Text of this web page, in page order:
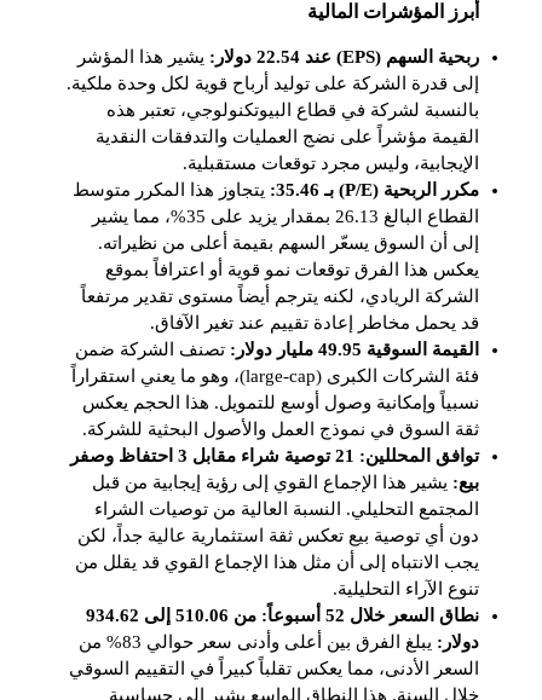
أبرز المؤشرات المالية
ربحية السهم (EPS) عند 22.54 دولار:
يشير هذا المؤشر
إلى قدرة الشركة على توليد أرباح قوية لكل وحدة ملكية.
بالنسبة لشركة في قطاع البيوتكنولوجي، تعتبر هذه
القيمة مؤشراً على نضج العمليات والتدفقات النقدية
الإيجابية، وليس مجرد توقعات مستقبلية.
مكرر الربحية (P/E) بـ 35.46:
يتجاوز هذا المكرر متوسط
القطاع البالغ 26.13 بمقدار يزيد على 35%، مما يشير
إلى أن السوق يسعّر السهم بقيمة أعلى من نظيراته.
يعكس هذا الفرق توقعات نمو قوية أو اعترافاً بموقع
الشركة الريادي، لكنه يترجم أيضاً مستوى تقدير مرتفعاً
قد يحمل مخاطر إعادة تقييم عند تغير الآفاق.
القيمة السوقية 49.95 مليار دولار:
تصنف الشركة ضمن
فئة الشركات الكبرى (large-cap)، وهو ما يعني استقراراً
نسبياً وإمكانية وصول أوسع للتمويل. هذا الحجم يعكس
ثقة السوق في نموذج العمل والأصول البحثية للشركة.
توافق المحللين: 21 توصية شراء مقابل 3 احتفاظ وصفر
بيع:يشير هذا الإجماع القوي إلى رؤية إيجابية من قبل
المجتمع التحليلي. النسبة العالية من توصيات الشراء
دون أي توصية بيع تعكس ثقة استثمارية عالية جداً، لكن
يجب الانتباه إلى أن مثل هذا الإجماع القوي قد يقلل من
تنوع الآراء التحليلية.
نطاق السعر خلال 52 أسبوعاً: من 510.06 إلى 934.62
دولار:
يبلغ الفرق بين أعلى وأدنى سعر حوالي 83% من
السعر الأدنى، مما يعكس تقلباً كبيراً في التقييم السوقي
خلال السنة. هذا النطاق الواسع يشير إلى حساسية